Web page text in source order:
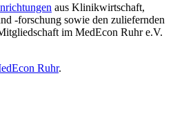
aus Klinikwirtschaft,
-forschung sowie den zuliefernden
im MedEcon Ruhr e.V.
Ruhr.